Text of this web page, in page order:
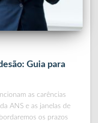
Guia para
as carências
ANS e as janelas de
os prazos